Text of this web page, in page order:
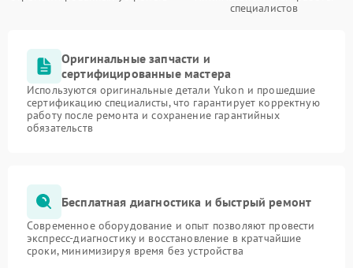
специалистов
Оригинальные запчасти и
сертифицированные мастера
Используются оригинальные детали Yukon и прошедшие
сертификацию специалисты, что гарантирует корректную
работу после ремонта и сохранение гарантийных
обязательств
Бесплатная диагностика и быстрый ремонт
Современное оборудование и опыт позволяют провести
экспресс-диагностику и восстановление в кратчайшие
сроки, минимизируя время без устройства